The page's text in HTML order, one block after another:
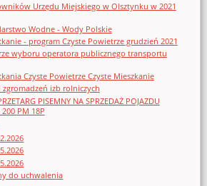
Urzędu Miejskiego w Olsztynku w 2021
Wodne - Wody Polskie
- program Czyste Powietrze grudzień 2021
wyboru operatora publicznego transportu
Czyste Powietrze Czyste Mieszkanie
izb rolniczych
PISEMNY NA SPRZEDAŻ POJAZDU
200 PM 18P
do uchwalenia